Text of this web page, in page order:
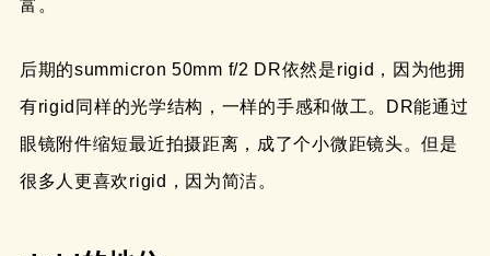
富。
后期的summicron 50mm f/2 DR依然是rigid，因为他拥
有rigid同样的光学结构，一样的手感和做工。DR能通过
眼镜附件缩短最近拍摄距离，成了个小微距镜头。但是
很多人更喜欢rigid，因为简洁。